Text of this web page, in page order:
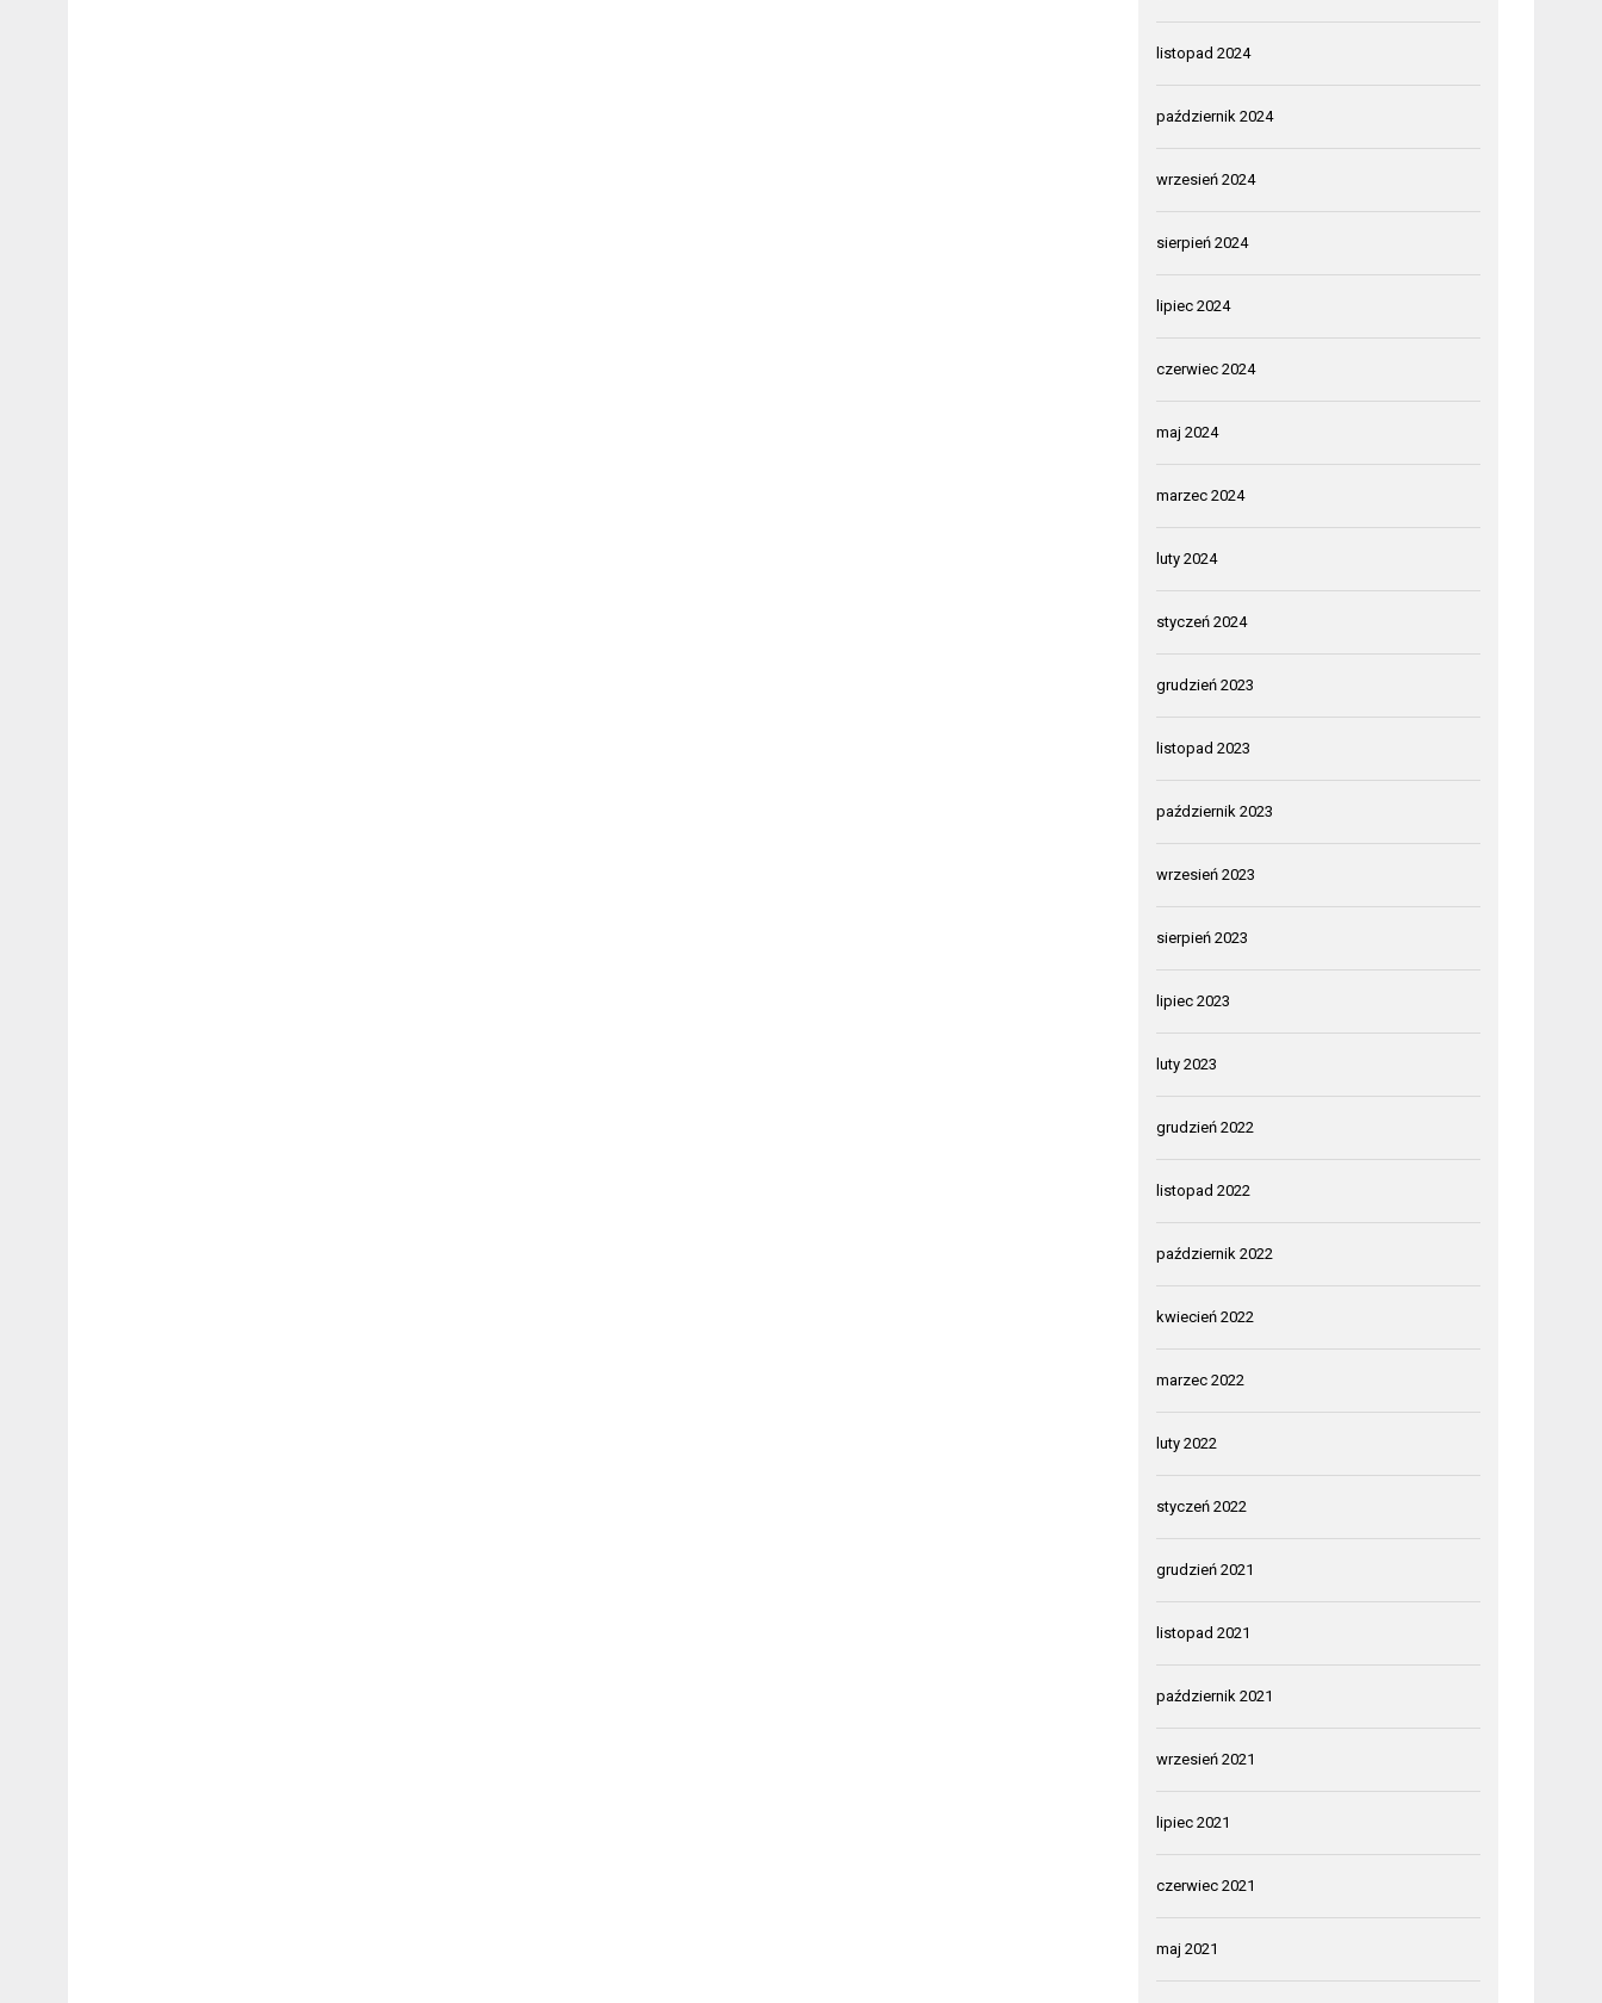
listopad 2024
październik 2024
wrzesień 2024
sierpień 2024
lipiec 2024
czerwiec 2024
maj 2024
marzec 2024
luty 2024
styczeń 2024
grudzień 2023
listopad 2023
październik 2023
wrzesień 2023
sierpień 2023
lipiec 2023
luty 2023
grudzień 2022
listopad 2022
październik 2022
kwiecień 2022
marzec 2022
luty 2022
styczeń 2022
grudzień 2021
listopad 2021
październik 2021
wrzesień 2021
lipiec 2021
czerwiec 2021
maj 2021